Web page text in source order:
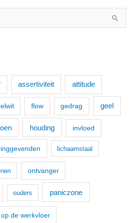
assertiviteit attitude
flow gedrag geel
houding invloed
lichaamstaal
ontvanger
ouders paniczone
de werkvloer